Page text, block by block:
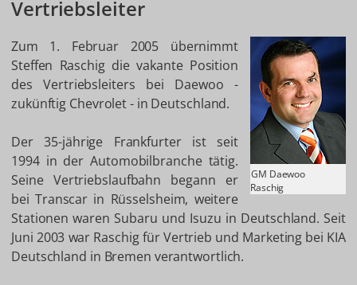
Vertriebsleiter
GM Daewoo
Raschig
Zum 1. Februar 2005 übernimmt
Steffen Raschig die vakante Position
des Vertriebsleiters bei Daewoo -
zukünftig Chevrolet - in Deutschland.
Der 35-jährige Frankfurter ist seit
1994 in der Automobilbranche tätig.
Seine Vertriebslaufbahn begann er
bei Transcar in Rüsselsheim, weitere
Stationen waren Subaru und Isuzu in Deutschland. Seit
Juni 2003 war Raschig für Vertrieb und Marketing bei KIA
Deutschland in Bremen verantwortlich.